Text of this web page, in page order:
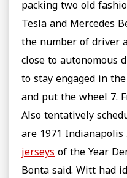
packing two old
Tesla and Mercedes
the number of driver
close to autonomous
to stay engaged in
and put the wheel 7.
Also tentatively
are 1971 Indianapolis
jerseys of the Year
Bonta said. Witt had